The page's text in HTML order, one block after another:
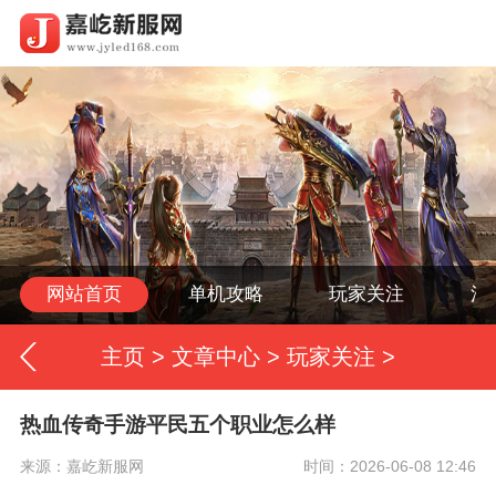
网站首页 单机攻略 玩家关注 活
主页 > 文章中心 > 玩家关注 >
热血传奇手游平民五个职业怎么样
来源：嘉屹新服网 时间：2026-06-08 12:46